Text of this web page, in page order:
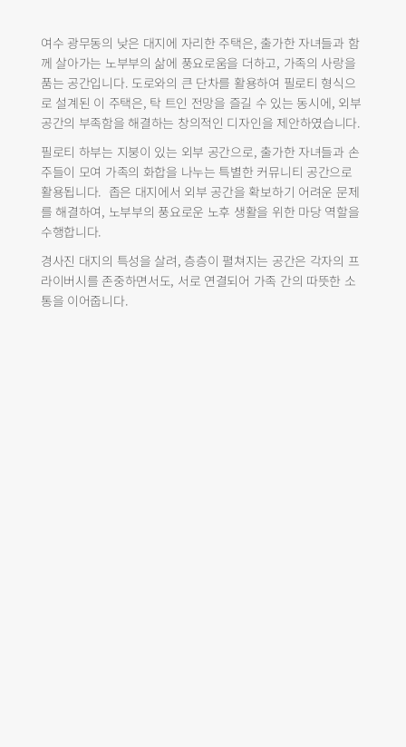
여수 광무동의 낮은 대지에 자리한 주택은, 출가한 자녀들과 함
께 살아가는 노부부의 삶에 풍요로움을 더하고, 가족의 사랑을
품는 공간입니다. 도로와의 큰 단차를 활용하여 필로티 형식으
로 설계된 이 주택은, 탁 트인 전망을 즐길 수 있는 동시에, 외부
공간의 부족함을 해결하는 창의적인 디자인을 제안하였습니다.
필로티 하부는 지붕이 있는 외부 공간으로, 출가한 자녀들과 손
주들이 모여 가족의 화합을 나누는 특별한 커뮤니티 공간으로
활용됩니다.  좁은 대지에서 외부 공간을 확보하기 어려운 문제
를 해결하여, 노부부의 풍요로운 노후 생활을 위한 마당 역할을
수행합니다.
경사진 대지의 특성을 살려, 층층이 펼쳐지는 공간은 각자의 프
라이버시를 존중하면서도, 서로 연결되어 가족 간의 따뜻한 소
통을 이어줍니다.